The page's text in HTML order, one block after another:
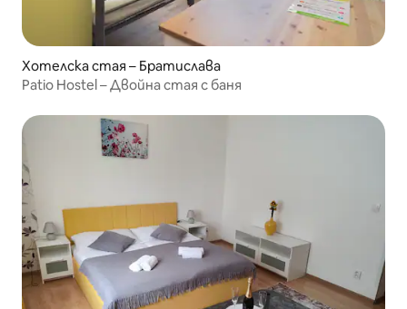
Хотелска стая – Братислава
Patio Hostel – Двойна стая с баня